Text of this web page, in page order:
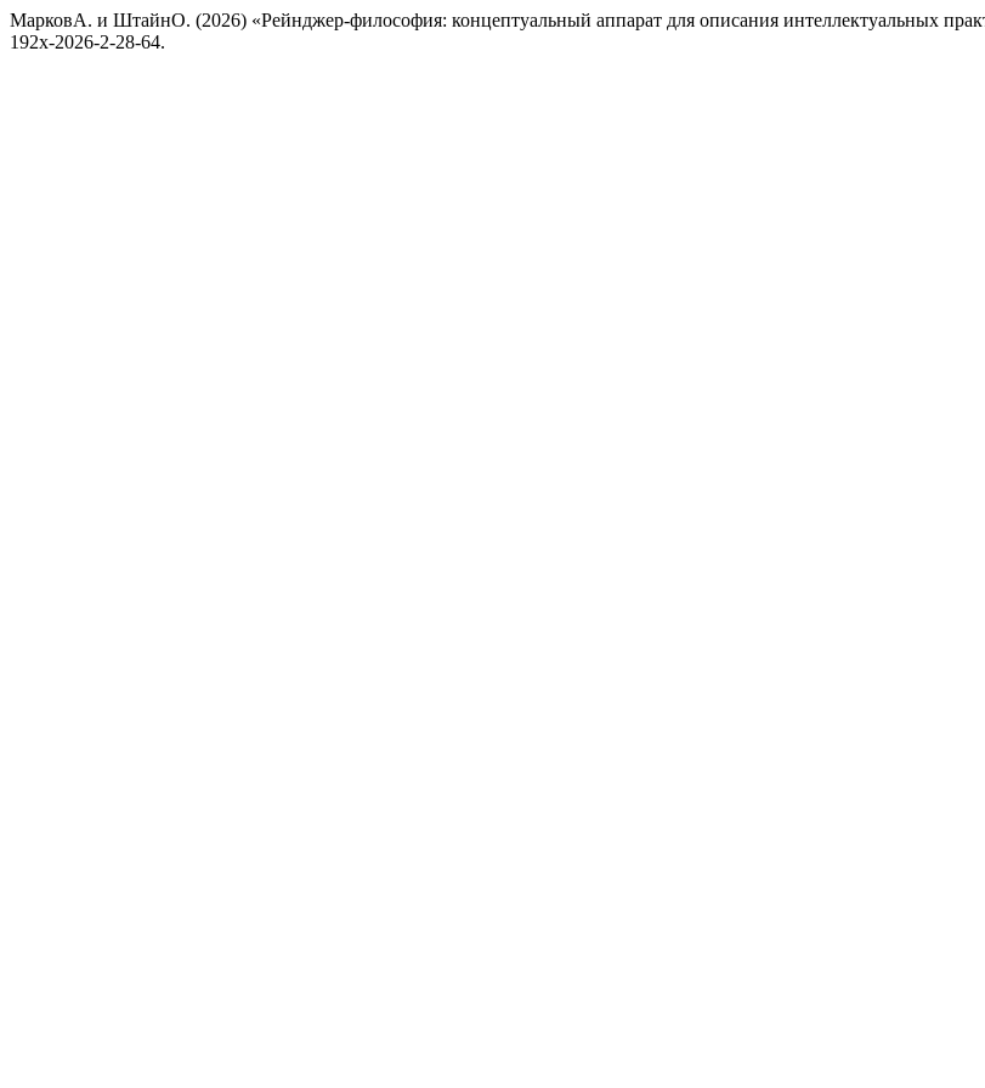
МарковА. и ШтайнО. (2026) «Рейнджер-философия: концептуальный аппарат для описания интеллектуальных
192x-2026-2-28-64.